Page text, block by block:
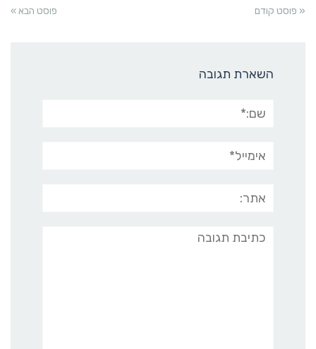
« פוסט קודם פוסט הבא »
השארת תגובה
אימייל*
תגובה